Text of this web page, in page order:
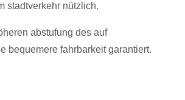
stadtverkehr nützlich.
abstufung des auf
bequemere fahrbarkeit garantiert.